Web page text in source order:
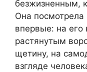
безжизненным,
Она посмотрела
впервые: на его
растянутым
щетину, на
взгляде